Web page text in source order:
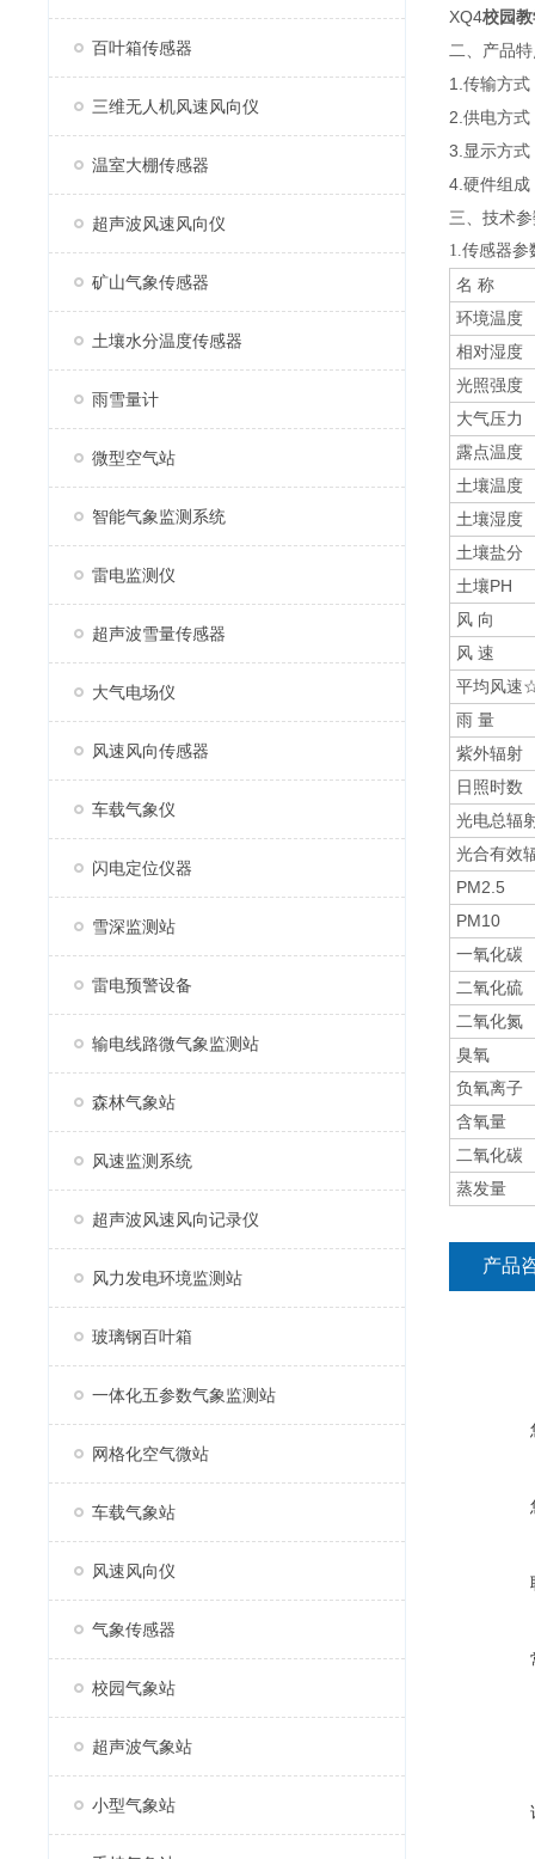
百叶箱传感器
三维无人机风速风向仪
温室大棚传感器
超声波风速风向仪
矿山气象传感器
土壤水分温度传感器
雨雪量计
微型空气站
智能气象监测系统
雷电监测仪
超声波雪量传感器
大气电场仪
风速风向传感器
车载气象仪
闪电定位仪器
雪深监测站
雷电预警设备
输电线路微气象监测站
森林气象站
风速监测系统
超声波风速风向记录仪
风力发电环境监测站
玻璃钢百叶箱
一体化五参数气象监测站
网格化空气微站
车载气象站
风速风向仪
气象传感器
校园气象站
超声波气象站
小型气象站
XQ4校园
二、产品
1.传输方
2.供电方
3.显示方
4.硬件组成
三、技术
1.传感器
名 称
环境温度
相对湿度
光照强度
大气压力
露点温度
土壤温度
土壤湿度
土壤盐分
土壤PH
风 向
风 速
平均风速
雨 量
紫外辐射
日照时数
光电总辐
光合有效
PM2.5
PM10
一氧化碳
二氧化硫
二氧化氮
臭氧
负氧离子
含氧量
二氧化碳
蒸发量
产品